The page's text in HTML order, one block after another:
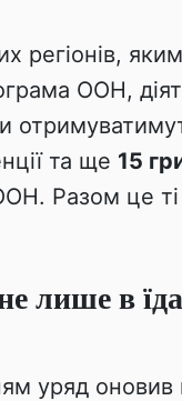
регіонів,
ООН,
та ще 15
Разом це ті
лише в
уряд оновив